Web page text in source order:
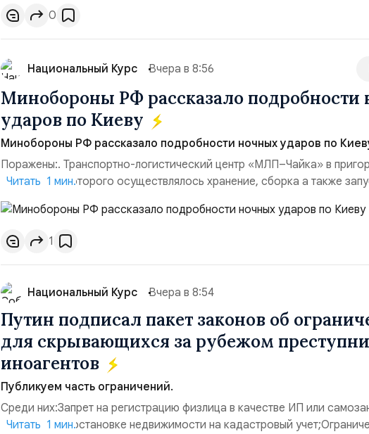
0
Национальный Курс Вчера в 8:56
Минобороны РФ рассказало подробности
ударов по Киеву
Минобороны РФ рассказало подробности ночных ударов по
Поражены:. Транспортно-логистический центр «МЛП–Чайка» в
территории которого осуществлялось хранение, сборка а также
прилегающего полевого аэродром «Чайка» дальнобойных БПЛА ВСУ;
помещения «Транс-Логистик» в Оболонском районе г. Киев,
хранения военного имущества ВСУ; Сортировочны...
Читать 1 мин.
1
Национальный Курс Вчера в 8:54
Путин подписал пакет законов об
для скрывающихся за рубежом
иноагентов
Публикуем часть ограничений.
Среди них:Запрет на регистрацию физлица в качестве ИП или
заявления о постановке недвижимости на кадастровый
Читать 1 мин.